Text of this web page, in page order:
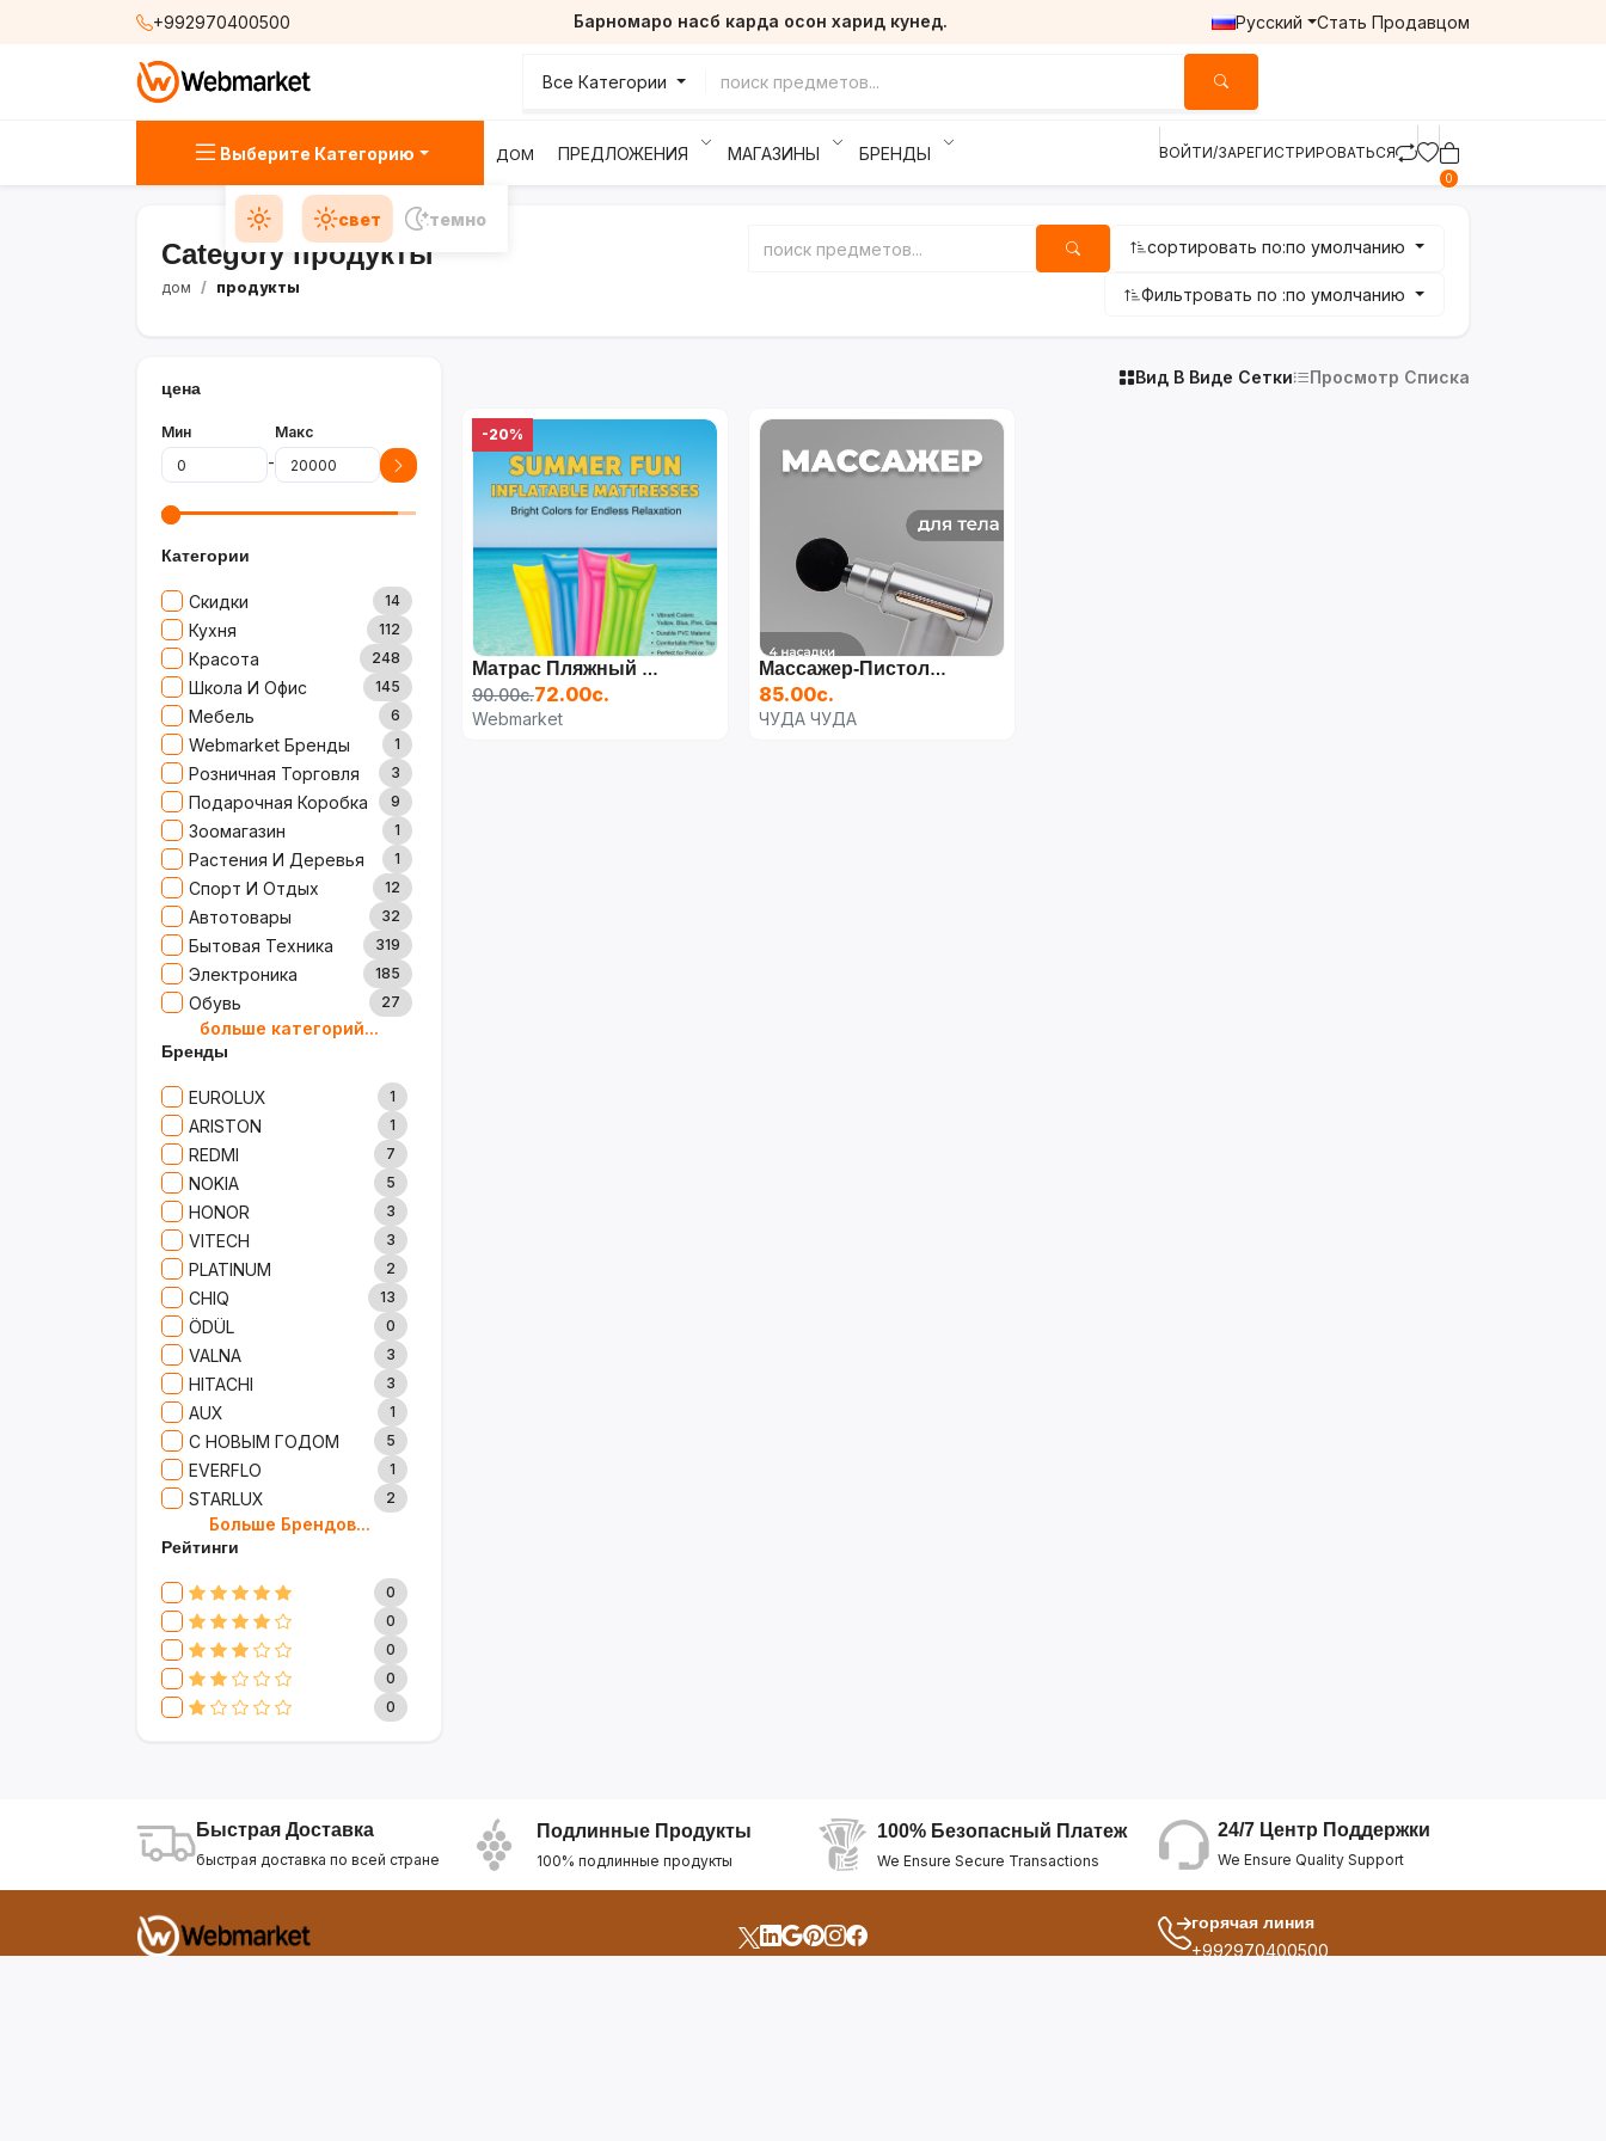
+992970400500 Барномаро насб карда осон харид кунед. Русский Стать Продавцом
Все Категории
Выберите Категорию ДОМ ПРЕДЛОЖЕНИЯ МАГАЗИНЫ БРЕНДЫ ВОЙТИ/ЗАРЕГИСТРИРОВАТЬСЯ
0
свет темно
Category продукты
дом продукты
сортировать по:по умолчанию
Фильтровать по :по умолчанию
цена
Мин
-
Макс
Категории
Скидки 14
Кухня 112
Красота 248
Школа И Офис 145
Мебель 6
Webmarket Бренды 1
Розничная Торговля 3
Подарочная Коробка 9
Зоомагазин 1
Растения И Деревья 1
Спорт И Отдых 12
Автотовары 32
Бытовая Техника 319
Электроника 185
Обувь 27
Товары Для Дома
Ювелирные Изделия
Сад И Дача 52
Аксессуары 61
Игрушки 15
Одежда 5
Сумки И Рюкзаки 27
Ремонт 13
Продукты 35
Детские Товары 72
Бытовая Химия 91
Хобби 40
больше категорий...
Бренды
EUROLUX 1
ARISTON 1
REDMI 7
NOKIA 5
HONOR 3
VITECH 3
PLATINUM 2
CHIQ 13
ÖDÜL 0
VALNA 3
HITACHI 3
AUX 1
С НОВЫМ ГОДОМ 5
EVERFLO 1
STARLUX 2
BOSCH
MARY KAY
TRICHUP 20
CLIVE & KEIRA 17
SEVAVEREK 6
DSP 0
SUPER CREST 4
2
APPLE
AOTE 7
ELEMENT
INTEX 0
Больше Брендов...
Рейтинги
0
0
0
0
0
Вид В Виде Сетки Просмотр Списка
-20%
Матрас Пляжный 183*76 См Bestway
90.00с.72.00с.
Webmarket
Массажер-Пистолет Перкуссионный
85.00с.
ЧУДА ЧУДА
Быстрая Доставка
быстрая доставка по всей стране
Подлинные Продукты
100% подлинные продукты
100% Безопасный Платеж
We Ensure Secure Transactions
24/7 Центр Поддержки
We Ensure Quality Support
горячая линия
+992970400500